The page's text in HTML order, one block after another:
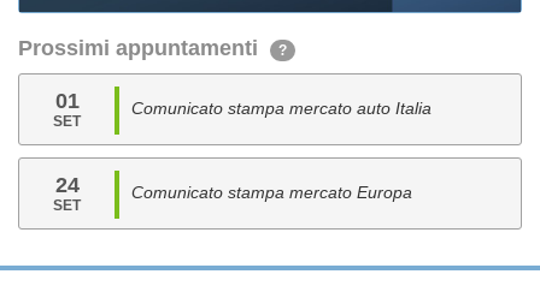
Prossimi appuntamenti ?
01
SET
Comunicato stampa mercato auto Italia
24
SET
Comunicato stampa mercato Europa